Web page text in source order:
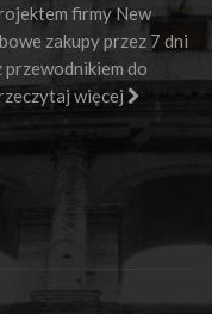
firmy New
zakupy przez 7 dni
do
więcej